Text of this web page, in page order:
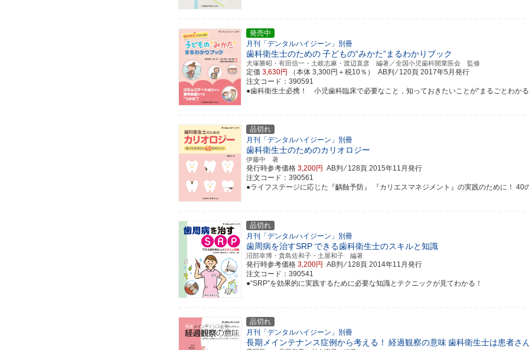
発売中
月刊「デンタルハイジーン」別冊
歯科衛生士のための子どもの“みかた”まるわかりブック
犬塚勝昭・有田信一・土岐志麻・渡辺直彦 編著／全国小児歯科開業医会 監修
定価 3,630円 （本体 3,300円＋税10％） AB判 ⁄ 120頁 2017年5月発行
注文コード：390591
●歯科衛生士必携！ 小児歯科臨床で必要なこと，知っておきたいことが“まるごとわかる
品切れ
月刊「デンタルハイジーン」別冊
歯科衛生士のためのカリオロジー
伊藤中 著
発行時参考価格 3,200円 AB判 ⁄ 128頁 2015年11月発行
注文コード：390561
●ライフステージに応じた『齲蝕予防』 『カリエスマネジメント』の実践のために！ 40
品切れ
月刊「デンタルハイジーン」別冊
歯周病を治すSRP できる歯科衛生士のスキルと知識
沼部幸博・貴島佐和子・土屋和子 編著
発行時参考価格 3,200円 AB判 ⁄ 128頁 2014年11月発行
注文コード：390541
●“SRP”を効果的に実践するために必要な知識とテクニックが見てわかる！
品切れ
月刊「デンタルハイジーン」別冊
長期メインテナンス症例から考える！ 経過観察の意味歯科衛生士は患者さ